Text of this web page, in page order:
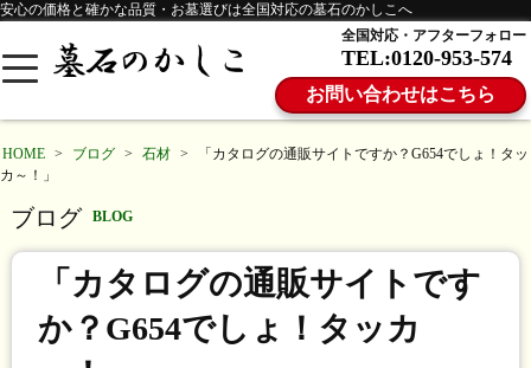
安心の価格と確かな品質・お墓選びは全国対応の墓石のかしこへ
全国対応・アフターフォロー
TEL:0120-953-574
お問い合わせはこちら
HOME > ブログ > 石材 >
「カタログの通販サイトですか？G654でしょ！タッ
カ～！」
ブログ BLOG
「カタログの通販サイトです
か？G654でしょ！タッカ